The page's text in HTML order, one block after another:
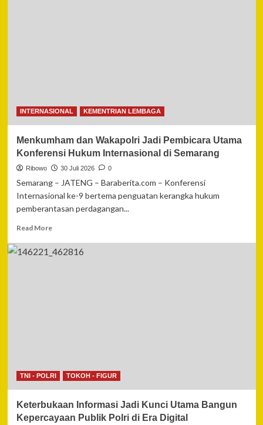
Barang
Bukti
INTERNASIONAL KEMENTRIAN LEMBAGA
Menkumham dan Wakapolri Jadi Pembicara Utama
Konferensi Hukum Internasional di Semarang
Ribowo 30 Juli 2026 0
Semarang – JATENG – Baraberita.com – Konferensi
Internasional ke-9 bertema penguatan kerangka hukum
pemberantasan perdagangan...
Read MoreRead
about
Menkumham
Semarang
TNI - POLRI TOKOH - FIGUR
Keterbukaan Informasi Jadi Kunci Utama Bangun
Kepercayaan Publik Polri di Era Digital